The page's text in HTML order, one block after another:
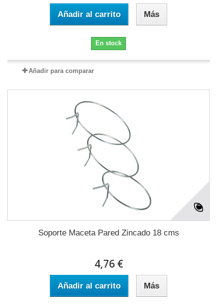
Añadir al carrito Más
En stock
Añadir para comparar
Soporte Maceta Pared Zincado 18 cms
4,76 €
Añadir al carrito Más